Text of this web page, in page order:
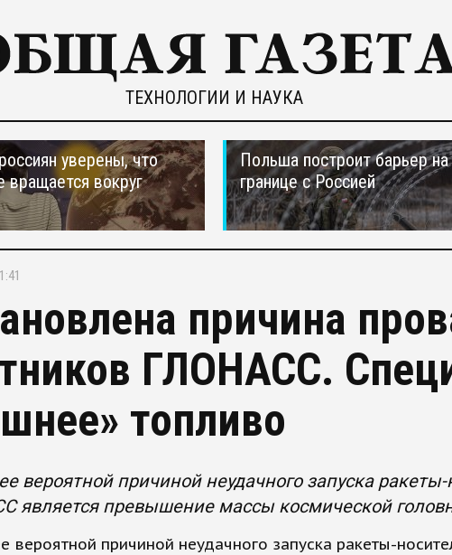
ТЕХНОЛОГИИ И НАУКА
уверены, что
вращается вокруг
Польша построит барьер на
границе с Россией
причина
ГЛОНАСС.
топливо
вероятной причиной неудачного запуска
является превышение массы космической
вероятной причиной неудачного запуска ракеты-